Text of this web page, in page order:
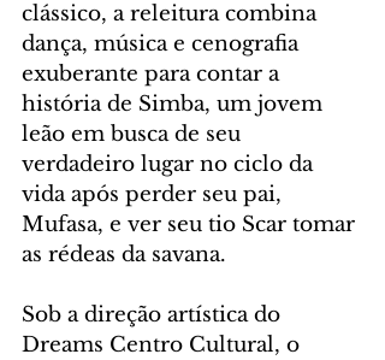
clássico, a releitura combina
dança, música e cenografia
exuberante para contar a
história de Simba, um jovem
leão em busca de seu
verdadeiro lugar no ciclo da
vida após perder seu pai,
Mufasa, e ver seu tio Scar tomar
as rédeas da savana.
Sob a direção artística do
Dreams Centro Cultural, o